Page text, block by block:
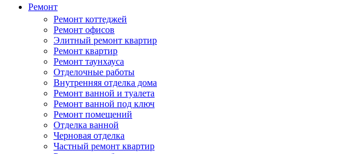
Ремонт
Ремонт коттеджей
Ремонт офисов
Элитный ремонт квартир
Ремонт квартир
Ремонт таунхауса
Отделочные работы
Внутренняя отделка дома
Ремонт ванной и туалета
Ремонт ванной под ключ
Ремонт помещений
Отделка ванной
Черновая отделка
Частный ремонт квартир